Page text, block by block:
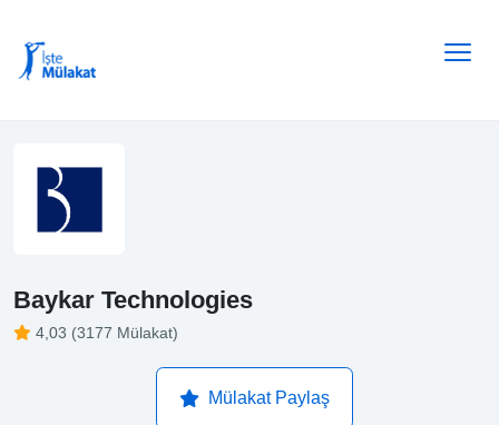
Baykar Technologies
4,03 (3177 Mülakat)
Mülakat Paylaş